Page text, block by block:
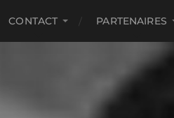
CONTACT PARTENAIRES